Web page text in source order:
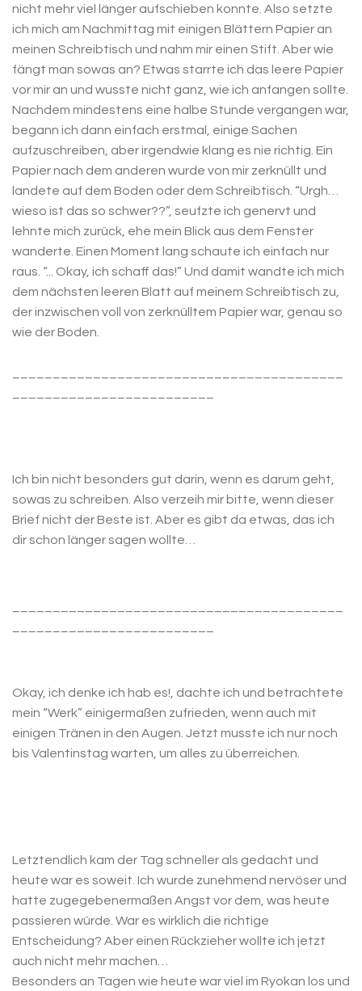
nicht mehr viel länger aufschieben konnte. Also setzte
ich mich am Nachmittag mit einigen Blättern Papier an
meinen Schreibtisch und nahm mir einen Stift. Aber wie
fängt man sowas an? Etwas starrte ich das leere Papier
vor mir an und wusste nicht ganz, wie ich anfangen sollte.
Nachdem mindestens eine halbe Stunde vergangen war,
begann ich dann einfach erstmal, einige Sachen
aufzuschreiben, aber irgendwie klang es nie richtig. Ein
Papier nach dem anderen wurde von mir zerknüllt und
landete auf dem Boden oder dem Schreibtisch. “Urgh…
wieso ist das so schwer??”, seufzte ich genervt und
lehnte mich zurück, ehe mein Blick aus dem Fenster
wanderte. Einen Moment lang schaute ich einfach nur
raus. “... Okay, ich schaff das!” Und damit wandte ich mich
dem nächsten leeren Blatt auf meinem Schreibtisch zu,
der inzwischen voll von zerknülltem Papier war, genau so
wie der Boden.
Ich bin nicht besonders gut darin, wenn es darum geht,
sowas zu schreiben. Also verzeih mir bitte, wenn dieser
Brief nicht der Beste ist. Aber es gibt da etwas, das ich
dir schon länger sagen wollte…
Okay, ich denke ich hab es!, dachte ich und betrachtete
mein “Werk” einigermaßen zufrieden, wenn auch mit
einigen Tränen in den Augen. Jetzt musste ich nur noch
bis Valentinstag warten, um alles zu überreichen.
Letztendlich kam der Tag schneller als gedacht und
heute war es soweit. Ich wurde zunehmend nervöser und
hatte zugegebenermaßen Angst vor dem, was heute
passieren würde. War es wirklich die richtige
Entscheidung? Aber einen Rückzieher wollte ich jetzt
auch nicht mehr machen…
Besonders an Tagen wie heute war viel im Ryokan los und